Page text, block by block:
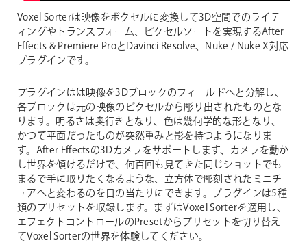
Voxel Sorterは映像をボクセルに変換して3D空間でのライテ
ィングやトランスフォーム、ピクセルソートを実現するAfter
Effects & Premiere ProとDavinci Resolve、Nuke / Nuke X対応
プラグインです。
プラグインはは映像を3Dブロックのフィールドへと分解し、
各ブロックは元の映像のピクセルから彫り出されたものとな
ります。明るさは奥行きとなり、色は幾何学的な形となり、
かつて平面だったものが突然重みと影を持つようになりま
す。After Effectsの3Dカメラをサポートします、カメラを動か
し世界を傾けるだけで、何百回も見てきた同じショットでも
まるで手に取りたくなるような、立方体で彫刻されたミニチ
ュアへと変わるのを目の当たりにできます。プラグインは5種
類のプリセットを収録します。まずはVoxel Sorterを適用し、
エフェクトコントロールのPresetからプリセットを切り替え
てVoxel Sorterの世界を体験してください。